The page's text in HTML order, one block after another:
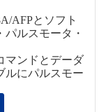
AFPとソフト
ルスモータ・
マンドとデーダ
ルにパルスモー